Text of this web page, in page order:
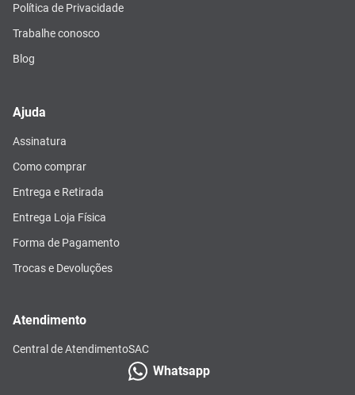
Política de Privacidade
Trabalhe conosco
Blog
Ajuda
Assinatura
Como comprar
Entrega e Retirada
Entrega Loja Física
Forma de Pagamento
Trocas e Devoluções
Atendimento
Central de AtendimentoSAC
Whatsapp